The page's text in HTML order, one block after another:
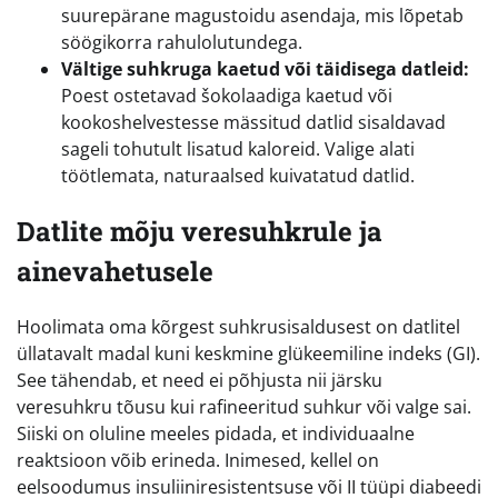
suurepärane magustoidu asendaja, mis lõpetab
söögikorra rahulolutundega.
Vältige suhkruga kaetud või täidisega datleid:
Poest ostetavad šokolaadiga kaetud või
kookoshelvestesse mässitud datlid sisaldavad
sageli tohutult lisatud kaloreid. Valige alati
töötlemata, naturaalsed kuivatatud datlid.
Datlite mõju veresuhkrule ja
ainevahetusele
Hoolimata oma kõrgest suhkrusisaldusest on datlitel
üllatavalt madal kuni keskmine glükeemiline indeks (GI).
See tähendab, et need ei põhjusta nii järsku
veresuhkru tõusu kui rafineeritud suhkur või valge sai.
Siiski on oluline meeles pidada, et individuaalne
reaktsioon võib erineda. Inimesed, kellel on
eelsoodumus insuliiniresistentsuse või II tüüpi diabeedi